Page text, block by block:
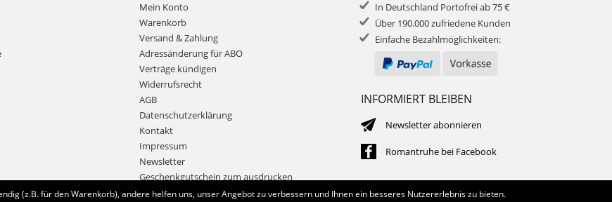
Mein Konto
Warenkorb
Versand & Zahlung
Adressänderung für ABO
Verträge kündigen
Widerrufsrecht
AGB
Datenschutzerklärung
Kontakt
Impressum
Newsletter
Geschenkgutschein zum ausdrucken
In Deutschland Portofrei ab 75 €
Über 190.000 zufriedene Kunden
Einfache Bezahlmöglichkeiten:
INFORMIERT BLEIBEN
Newsletter abonnieren
Romantruhe bei Facebook
(z.B. für den Warenkorb), andere helfen uns, unser Angebot zu verbessern und Ihnen ein besseres Nutzererlebnis zu bieten.